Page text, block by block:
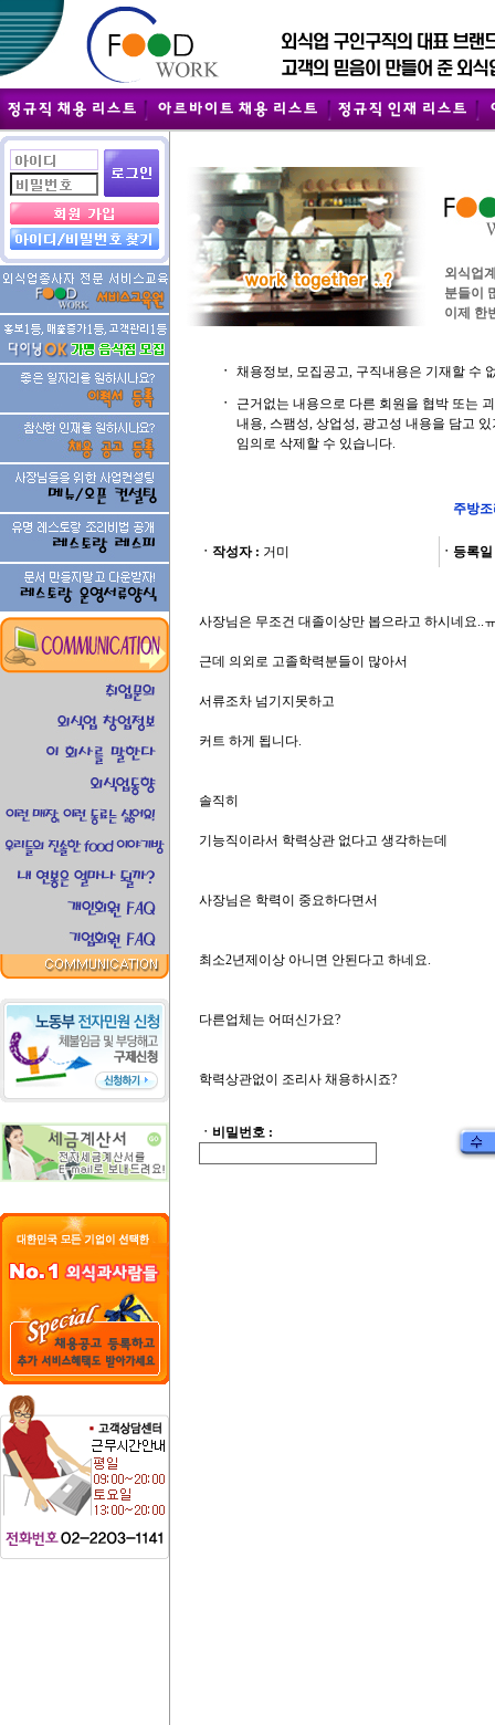
외식업
분들이
이제 한
ㆍ 채용정보, 모집공고, 구직내용은 기재할 수
ㆍ
근거없는 내용으로 다른 회원을 협박 또는
내용, 스팸성, 상업성, 광고성 내용을 담고
임의로 삭제할 수 있습니다.
주방
ㆍ작성자 : 거미 ㆍ등록
사장님은 무조건 대졸이상만 봅으라고 하시네요..
근데 의외로 고졸학력분들이 많아서
서류조차 넘기지못하고
커트 하게 됩니다.
솔직히
기능직이라서 학력상관 없다고 생각하는데
사장님은 학력이 중요하다면서
최소2년제이상 아니면 안된다고 하네요.
다른업체는 어떠신가요?
학력상관없이 조리사 채용하시죠?
ㆍ비밀번호 :